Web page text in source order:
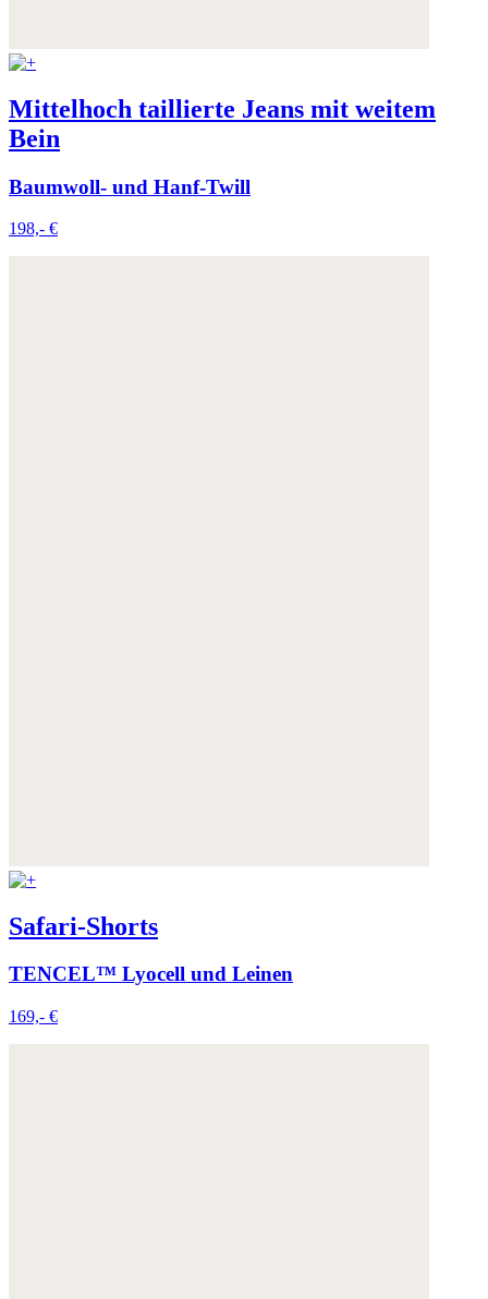
Mittelhoch taillierte Jeans mit weitem
Bein
Baumwoll- und Hanf-Twill
198,- €
Safari-Shorts
TENCEL™ Lyocell und Leinen
169,- €